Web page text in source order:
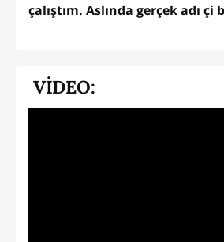
çalıştım. Aslında gerçek adı çi
VİDEO: